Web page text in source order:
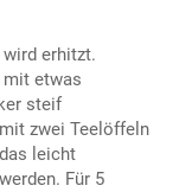
erhitzt.
mit etwas
steif
zwei Teelöffeln
leicht
Für 5